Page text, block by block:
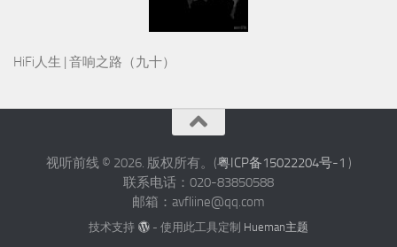
HiFi人生 | 音响之路（九十）
视听前线 © 2026. 版权所有。(粤ICP备15022204号-1 )
联系电话：020-83850588
邮箱：avfliine@qq.com
技术支持 - 使用此工具定制 Hueman主题